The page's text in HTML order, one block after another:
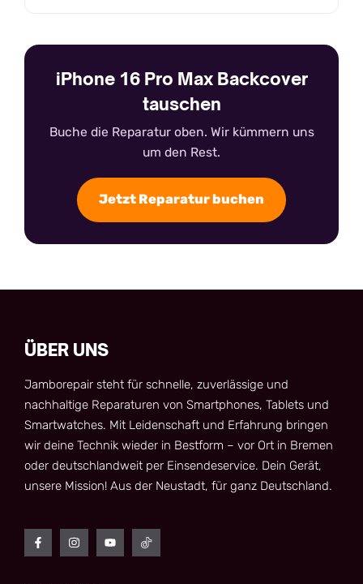
iPhone 16 Pro Max Backcover
tauschen
Buche die Reparatur oben. Wir kümmern uns
um den Rest.
Jetzt Reparatur buchen
ÜBER UNS
Jamborepair steht für schnelle, zuverlässige und
nachhaltige Reparaturen von Smartphones, Tablets und
Smartwatches. Mit Leidenschaft und Erfahrung bringen
wir deine Technik wieder in Bestform – vor Ort in Bremen
oder deutschlandweit per Einsendeservice. Dein Gerät,
unsere Mission! Aus der Neustadt, für ganz Deutschland.